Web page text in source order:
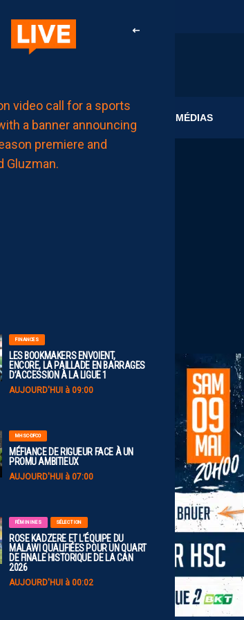
MÉDIAS
FINANCES
LES BOOKMAKERS ENVOIENT,
ENCORE, LA PAILLADE EN BARRAGES
D’ACCESSION À LA LIGUE 1
AUJOURD'HUI à 09:00
MHSC-DFCO
MÉFIANCE DE RIGUEUR FACE À UN
PROMU AMBITIEUX
AUJOURD'HUI à 07:00
FÉMININES SÉLECTION
ROSE KADZERE ET L’ÉQUIPE DU
MALAWI QUALIFIÉES POUR UN QUART
DE FINALE HISTORIQUE DE LA CAN
2026
AUJOURD'HUI à 00:02